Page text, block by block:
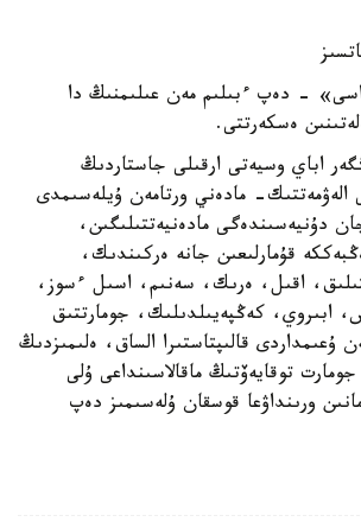
- دەپ ءبىلىم مەن عىلىمنىڭ دا
ەسكەرتتى.
اباي وسيەتى ارقىلى جاستاردىڭ
الەۋمەتتىك- مادەني ورتامەن ۇيلەسىمدى
دۇنيەسىندەگى مادەنيەتتىلىگىن،
قۇمارلىعىن جانە ەركىندىك،
اقىل، ەرىك، سەنىم، اسىل ءسوز،
ابىروي، كەڭپەيىلدىلىك، جومارتتىق
ۇعىمداردى قالىپتاستىرا الساق، ەلىمىزدىڭ
توقايەۆتىڭ ماقالاسىنداعى ۇلى
ورىنداۋعا قوسقان ۇلەسىمىز دەپ